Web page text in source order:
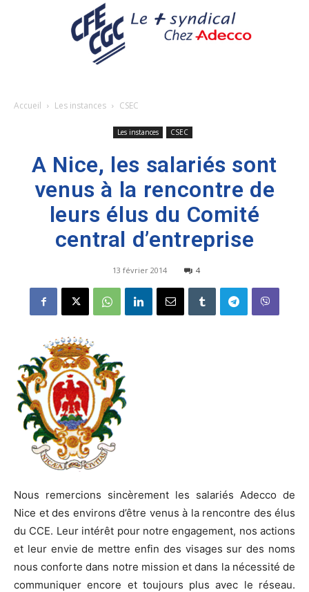
Accueil Les instances CSEC
Les instances CSEC
A Nice, les salariés sont
venus à la rencontre de
leurs élus du Comité
central d’entreprise
13 février 2014 4
Nous remercions sincèrement les salariés Adecco de
Nice et des environs d’être venus à la rencontre des élus
du CCE. Leur intérêt pour notre engagement, nos actions
et leur envie de mettre enfin des visages sur des noms
nous conforte dans notre mission et dans la nécessité de
communiquer encore et toujours plus avec le réseau.